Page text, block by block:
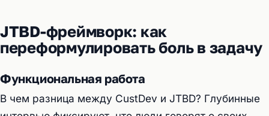
JTBD-фреймворк: как
переформулировать боль в задачу
Функциональная работа
В чем разница между CustDev и JTBD? Глубинные